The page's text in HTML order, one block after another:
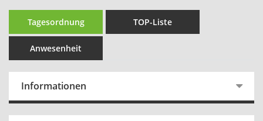
Tagesordnung TOP-Liste
Anwesenheit
Informationen